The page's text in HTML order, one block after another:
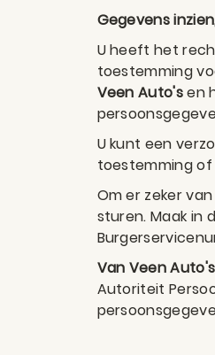
Gegevens
U heeft het
toestemming
Veen Auto'sen
U kunt een
toestemming of
Om er zeker
sturen. Maak in
Van Veen Auto's
Autoriteit